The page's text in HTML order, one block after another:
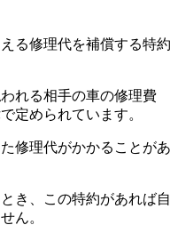
る修理代を補償する特約
れる相手の車の修理費
定められています。
修理代がかかることがあ
き、この特約があれば自
ん。